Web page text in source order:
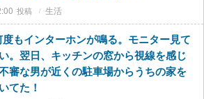
生活
もインターホンが鳴る。モニター見て
。翌日、キッチンの窓から視線を感じ
審な男が近くの駐車場からうちの家を
てた！